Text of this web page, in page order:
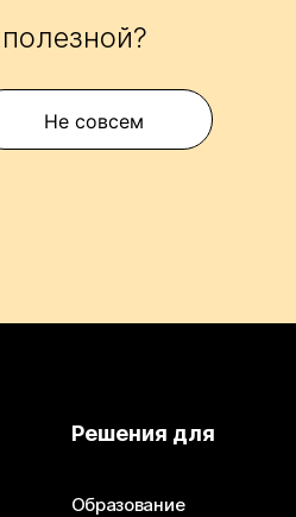
Не совсем
Решения для
Образование